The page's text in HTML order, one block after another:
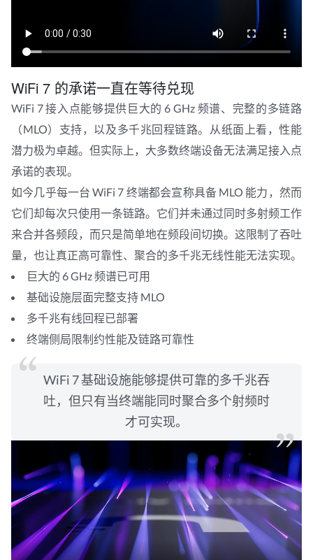
WiFi 7 的承诺一直在等待兑现
WiFi 7 接入点能够提供巨大的 6 GHz 频谱、完整的多链路
（MLO）支持，以及多千兆回程链路。从纸面上看，性能
潜力极为卓越。但实际上，大多数终端设备无法满足接入点
承诺的表现。
如今几乎每一台 WiFi 7 终端都会宣称具备 MLO 能力，然而
它们却每次只使用一条链路。它们并未通过同时多射频工作
来合并各频段，而只是简单地在频段间切换。这限制了吞吐
量，也让真正高可靠性、聚合的多千兆无线性能无法实现。
巨大的 6 GHz 频谱已可用
基础设施层面完整支持 MLO
多千兆有线回程已部署
终端侧局限制约性能及链路可靠性
WiFi 7 基础设施能够提供可靠的多千兆吞
吐，但只有当终端能同时聚合多个射频时
才可实现。